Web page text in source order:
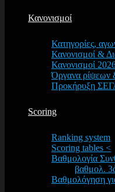
Κανονισμοί
Κατηγορίες,
Κανονισμοί &
Κανονισμοί
Όργανα ρίψεων
Προκήρυξη
Scoring
Ranking system
Scoring tables <
Βαθμολογία
βαθμολ.
Βαθμολόγηση